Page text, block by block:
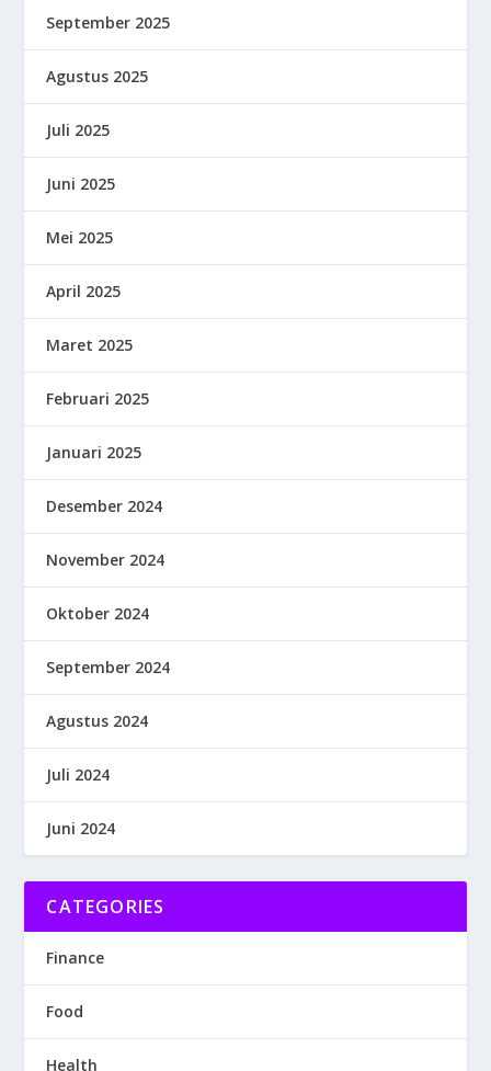
September 2025
Agustus 2025
Juli 2025
Juni 2025
Mei 2025
April 2025
Maret 2025
Februari 2025
Januari 2025
Desember 2024
November 2024
Oktober 2024
September 2024
Agustus 2024
Juli 2024
Juni 2024
CATEGORIES
Finance
Food
Health